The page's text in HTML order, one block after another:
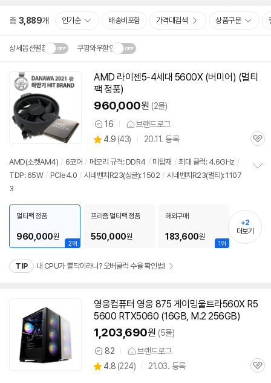
총 3,889개 인기순 배송비포함 가격대검색 상품구분
상세옵션펼침 쿠팡와우할인
설치 환경·지역에 따라
배송·설치비가 달라집니다.닫
기
AMD 라이젠5-4세대 5600X(버미어) (멀티
팩 정품)
960,000원 (2몰)
상
품
견
16 브랜드로그
별
점
4.9 (상
리
뷰
43) 20.11. 등록
관
AMD(소켓AM4) / 6코어 / 메모리 규격: DDR4 / 미탑재 / 최대 클럭: 4.6GHz /
TDP: 65W / PCIe4.0 / 시네벤치R23(싱글): 1502 / 시네벤치R23(멀티): 1107
3
기
2위
멀티팩 정품
960,000원
프리즘 멀티팩 정품
550,000원
1위
해외구매
183,600원
+2
더보기
TIP 내 CPU가 뿔딱이라니? 오버클럭 수율 확인법!
영웅컴퓨터 영웅 875 게이밍울트라560X R5
5600 RTX5060 (16GB, M.2 256GB)
1,203,690원 (5몰)
상
품
82 브랜드로그
별
4.8 (상
224) 21.03. 등록
관